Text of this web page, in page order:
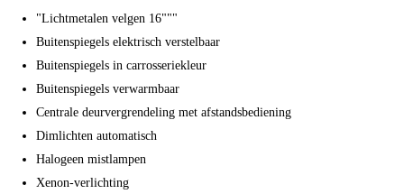
"Lichtmetalen velgen 16"""
Buitenspiegels elektrisch verstelbaar
Buitenspiegels in carrosseriekleur
Buitenspiegels verwarmbaar
Centrale deurvergrendeling met afstandsbediening
Dimlichten automatisch
Halogeen mistlampen
Xenon-verlichting